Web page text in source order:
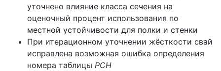
уточнено влияние класса сечения на
оценочный процент использования по
местной устойчивости для полки и стенки
При итерационном уточнении жёсткости свай
исправлена возможная ошибка определения
номера таблицы РСН